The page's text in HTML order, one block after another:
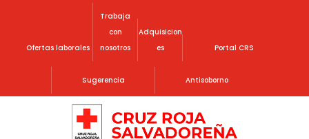
Ofertas laborales
Trabaja
con
nosotros
Adquisicion
es
Portal CRS
Sugerencia Antisoborno